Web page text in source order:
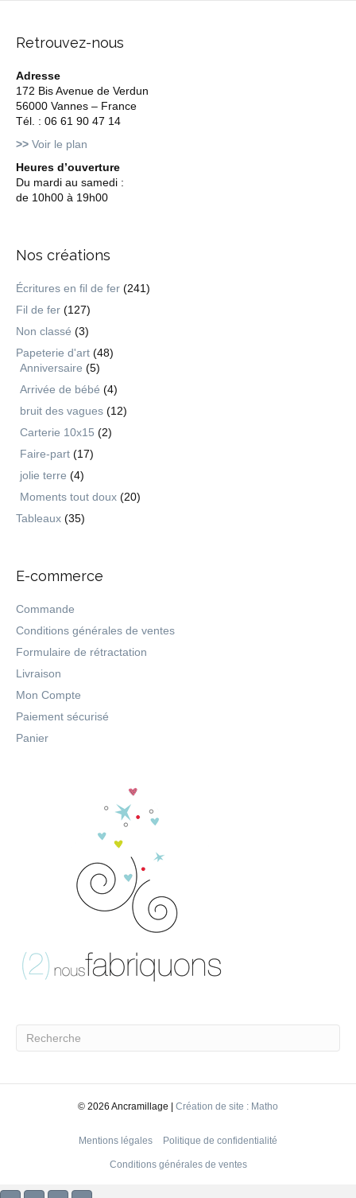
Retrouvez-nous
Adresse
172 Bis Avenue de Verdun
56000 Vannes – France
Tél. : 06 61 90 47 14
>> Voir le plan
Heures d’ouverture
Du mardi au samedi :
de 10h00 à 19h00
Nos créations
Écritures en fil de fer (241)
Fil de fer (127)
Non classé (3)
Papeterie d'art (48)
Anniversaire (5)
Arrivée de bébé (4)
bruit des vagues (12)
Carterie 10x15 (2)
Faire-part (17)
jolie terre (4)
Moments tout doux (20)
Tableaux (35)
E-commerce
Commande
Conditions générales de ventes
Formulaire de rétractation
Livraison
Mon Compte
Paiement sécurisé
Panier
© 2026 Ancramillage | Création de site : Matho
Mentions légales Politique de confidentialité
Conditions générales de ventes